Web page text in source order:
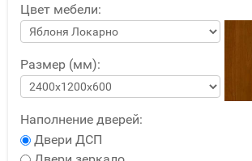
Цвет мебели:
Размер (мм):
Наполнение дверей:
Двери ДСП